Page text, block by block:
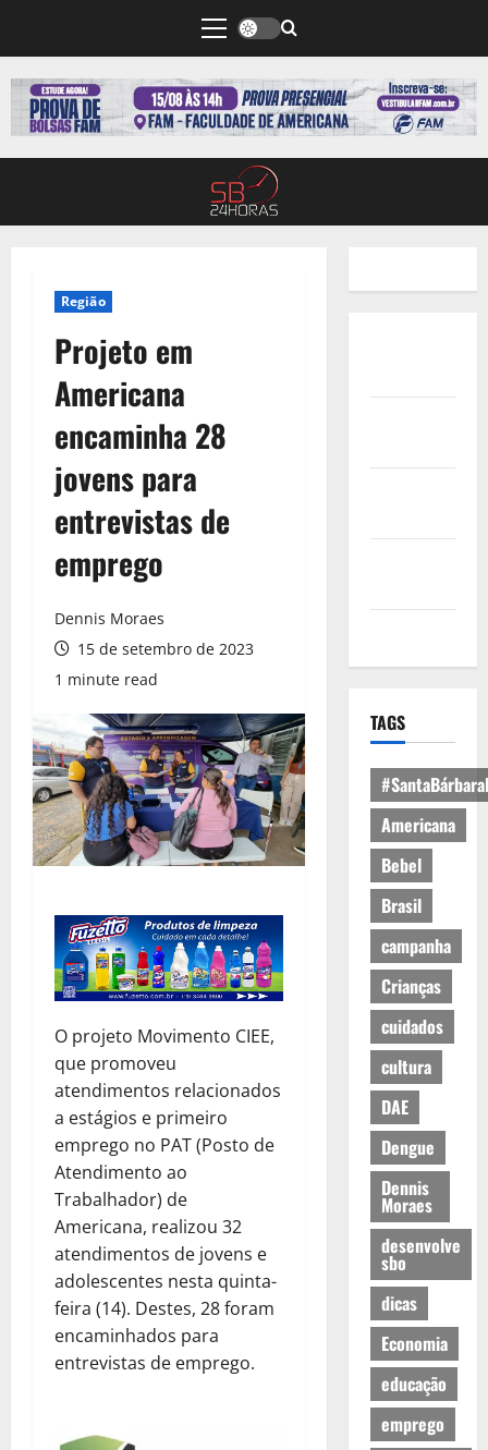
Região
Projeto em
Americana
encaminha 28
jovens para
entrevistas de
emprego
Dennis Moraes
15 de setembro de 2023
1 minute read
O projeto Movimento CIEE,
que promoveu
atendimentos relacionados
a estágios e primeiro
emprego no PAT (Posto de
Atendimento ao
Trabalhador) de
Americana, realizou 32
atendimentos de jovens e
adolescentes nesta quinta-
feira (14). Destes, 28 foram
encaminhados para
entrevistas de emprego.
TAGS
Americana
Bebel
Brasil
campanha
Crianças
cuidados
cultura
DAE
Dengue
Dennis
Moraes
desenvolve
sbo
dicas
Economia
educação
emprego